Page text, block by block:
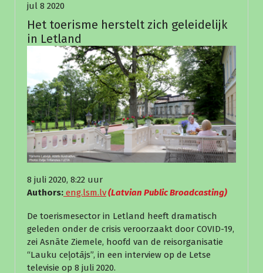
jul 8 2020
Het toerisme herstelt zich geleidelijk
in Letland
8 juli 2020, 8:22 uur
Authors: eng.lsm.lv(Latvian Public Broadcasting)
De toerismesector in Letland heeft dramatisch
geleden onder de crisis veroorzaakt door COVID-19,
zei Asnāte Ziemele, hoofd van de reisorganisatie
“Lauku ceļotājs”, in een interview op de Letse
televisie op 8 juli 2020.